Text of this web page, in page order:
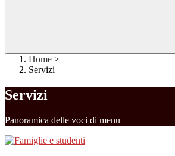
Home >
Servizi
Servizi
Panoramica delle voci di menu